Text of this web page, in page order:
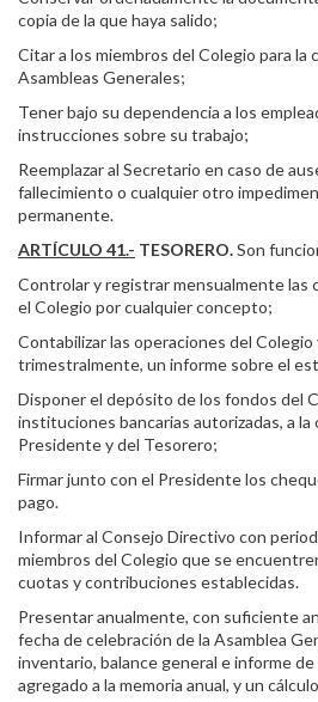
copia de la que haya salido;
Citar a los miembros del Colegio para la
Asambleas Generales;
Tener bajo su dependencia a los
instrucciones sobre su trabajo;
Reemplazar al Secretario en caso de
fallecimiento o cualquier otro
permanente.
ARTÍCULO 41.- TESORERO.Son
Controlar y registrar mensualmente las
el Colegio por cualquier concepto;
Contabilizar las operaciones del Colegio
trimestralmente, un informe sobre el
Disponer el depósito de los fondos del
instituciones bancarias autorizadas, a
Presidente y del Tesorero;
Firmar junto con el Presidente los
pago.
Informar al Consejo Directivo con
miembros del Colegio que se
cuotas y contribuciones establecidas.
Presentar anualmente, con suficiente
fecha de celebración de la Asamblea
inventario, balance general e informe
agregado a la memoria anual, y un